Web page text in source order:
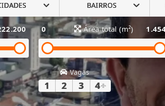
BAIRROS
0 Área total (m²)
Vagas
1 2 3 4+